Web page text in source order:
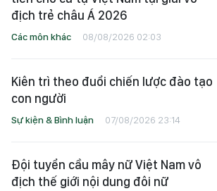
địch trẻ châu Á 2026
Các môn khác 08/08/2026 02:03
Kiên trì theo đuổi chiến lược đào tạo
con người
Sự kiện & Bình luận 07/08/2026 23:14
Đội tuyển cầu mây nữ Việt Nam vô
địch thế giới nội dung đôi nữ